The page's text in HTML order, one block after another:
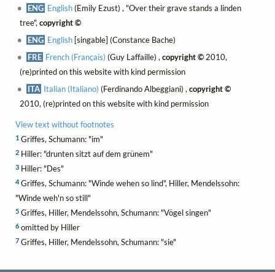
ENG English(Emily Ezust) , "Over their grave stands a linden
tree", copyright ©
ENG English [singable] (Constance Bache)
FRE French (Français) (Guy Laffaille) ,copyright © 2010,
(re)printed on this website with kind permission
ITA Italian (Italiano) (Ferdinando Albeggiani) ,copyright ©
2010, (re)printed on this website with kind permission
View text without footnotes
1Griffes, Schumann: "im"
2Hiller: "drunten sitzt auf dem grünem"
3Hiller: "Des"
4Griffes, Schumann: "Winde wehen so lind", Hiller, Mendelssohn:
"Winde weh'n so still"
5Griffes, Hiller, Mendelssohn, Schumann: "Vögel singen"
6omitted by Hiller
7Griffes, Hiller, Mendelssohn, Schumann: "sie"